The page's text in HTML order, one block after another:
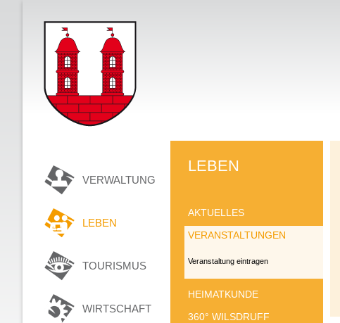
VERWALTUNG
LEBEN
TOURISMUS
WIRTSCHAFT
LEBEN
AKTUELLES
VERANSTALTUNGEN
Veranstaltung eintragen
HEIMATKUNDE
360° WILSDRUFF